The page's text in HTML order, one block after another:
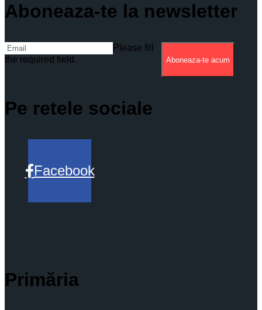
Aboneaza-te la newsletter
Please fill
the required field.
Aboneaza-te acum
Pe retele sociale
Facebook
Primăria